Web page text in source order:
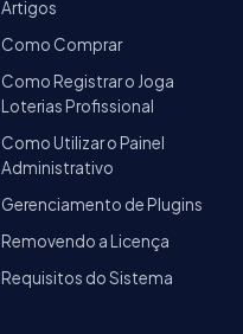
Artigos
Como Comprar
Como Registrar o Joga
Loterias Profissional
Como Utilizar o Painel
Administrativo
Gerenciamento de Plugins
Removendo a Licença
Requisitos do Sistema